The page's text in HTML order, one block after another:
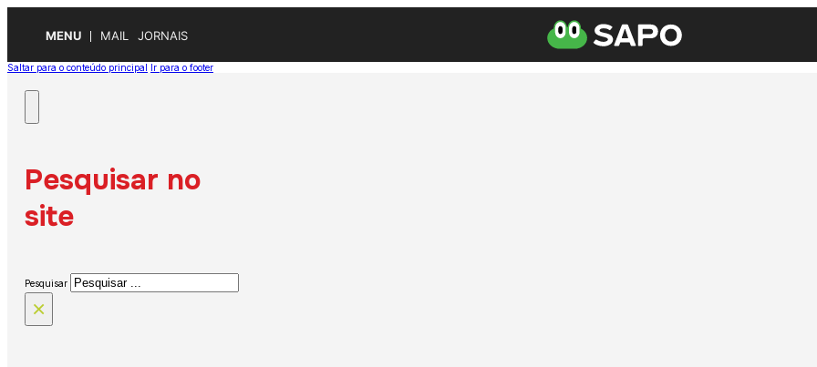
MENU MAIL JORNAIS
Saltar para o conteúdo principal Ir para o footer
Pesquisar no
site
Pesquisar
×